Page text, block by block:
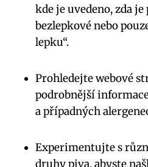
kde je uvedeno, zda
bezlepkové nebo
lepku“.
Prohledejte webové
podrobnější
a případných
Experimentujte s
druhy piva, abyste